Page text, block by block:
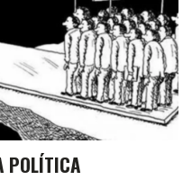
POLÍTICA